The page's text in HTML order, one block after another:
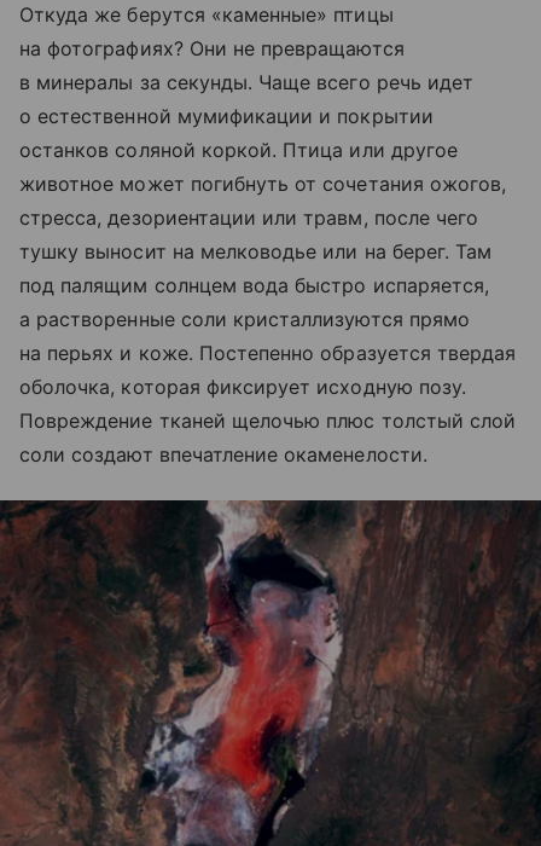
Откуда же берутся «каменные» птицы
на фотографиях? Они не превращаются
в минералы за секунды. Чаще всего речь идет
о естественной мумификации и покрытии
останков соляной коркой. Птица или другое
животное может погибнуть от сочетания ожогов,
стресса, дезориентации или травм, после чего
тушку выносит на мелководье или на берег. Там
под палящим солнцем вода быстро испаряется,
а растворенные соли кристаллизуются прямо
на перьях и коже. Постепенно образуется твердая
оболочка, которая фиксирует исходную позу.
Повреждение тканей щелочью плюс толстый слой
соли создают впечатление окаменелости.